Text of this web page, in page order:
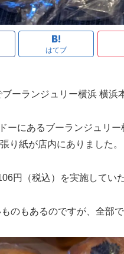
はてブ
ーランジュリー横浜 横浜
ーにあるブーランジュリ
り紙が店内にありました。
円（税込）を実施してい
のもあるのですが、全部